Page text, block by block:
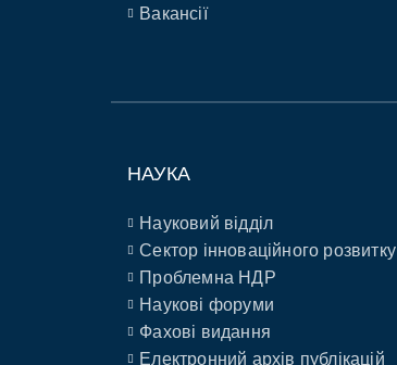
Вакансії
НАУКА
Науковий відділ
Сектор інноваційного розвитку
Проблемна НДР
Наукові форуми
Фахові видання
Електронний архів публікацій